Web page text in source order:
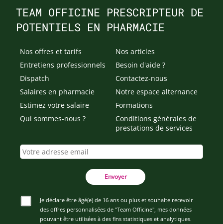
TEAM OFFICINE PRESCRIPTEUR DE
POTENTIELS EN PHARMACIE
Nos offres et tarifs
Entretiens professionnels
Dispatch
Salaires en pharmacie
Estimez votre salaire
Qui sommes-nous ?
Nos articles
Besoin d'aide ?
Contactez-nous
Notre espace alternance
Formations
Conditions générales de
prestations de services
Envoyer
Je déclare être âgé(e) de 16 ans ou plus et souhaite recevoir
des offres personnalisées de "Team Officine", mes données
pouvant être utilisées à des fins statistiques et analytiques.